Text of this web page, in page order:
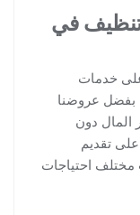
في
خدمات
بفضل عروضنا
المال دون
تقديم
احتياجات